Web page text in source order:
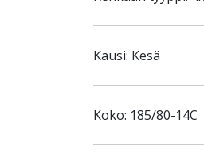
Kausi: Kesä
Koko: 185/80-14C